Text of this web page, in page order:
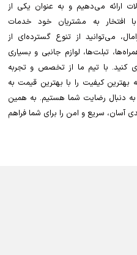
ارائه می‌دهیم و به عنوان یکی از
با افتخار به مشتریان خود خدمات
می‌توانید از تنوع گسترده‌ای از
تبلت‌ها، لوازم جانبی و بسیاری
کنید. با تیم ما از تخصص و تجربه
بهترین کیفیت را با بهترین قیمت به
به دنبال رضایت شما هستیم. به همین
آسان، سریع و امن را برای شما فراهم